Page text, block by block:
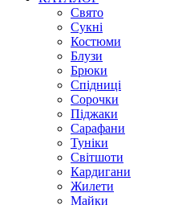
Свято
Сукні
Костюми
Блузи
Брюки
Спідниці
Сорочки
Піджаки
Сарафани
Туніки
Світшоти
Кардигани
Жилети
Майки